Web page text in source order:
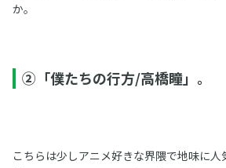
か。
②「僕たちの行方/高橋瞳」。
こちらは少しアニメ好きな界隈で地味に人